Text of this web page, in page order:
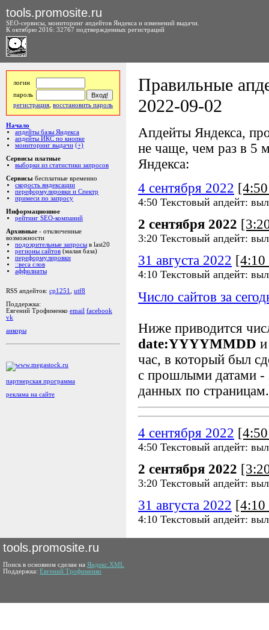
tools.promosite.ru
SEO-сервисы, мониторинг апдейтов Яндекса и изменений выдачи.
К октябрю 2016: 32767 подтвержденных регистраций
логин
пароль
регистрация восстановить пароль
Начало
апдейты базы Яндекса
апдейты ИКС по кнопке
мониторинг выдачи (+)
Сервисы платные
выборки из статистики запросов
Сервисы бесплатные временно
скорость яндексации
переформулировки и Спектр
примеси по запросу
Информационное
рейтинг SEO-компаний
Архивные - отключенные
возможности
подозрительные запросы в last20
регионы сайтов (малая база)
переформулировки
::веса слов
аффилиаты
RSS апдейтов: cp1251
utf8
Поддержка:
Евгений Трофименко email facebook
vk
анкоры
партнерская программа
реклама на сайте
Правильные
2022-09-02
Апдейты Яндекса,
не чаще, чем раз в 5
Яндекса:
4 сентября 2022
4:50 Текстовый апдейт:
2 сентября 2022
3:20 Текстовый апдейт:
31 августа 2022
4:10 Текстовый апдейт:
Число сайтов за
Ниже приводится
date:YYYYMMDD
час, в который был
с прошлыми датами -
данных по страницам.
4 сентября 2022
4:50 Текстовый апдейт:
2 сентября 2022
3:20 Текстовый апдейт:
31 августа 2022
4:10 Текстовый апдейт:
tools.promosite.ru
Поиск в основном сделан на Яндекс.XML
Поддержка: Евгений Трофименко